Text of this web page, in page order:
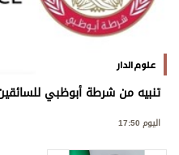
علوم الدار
تنبيه من شرطة أبوظبي للسائقين
اليوم 17:50